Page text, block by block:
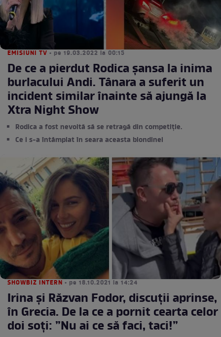
EMISIUNI TV • pe 19.03.2022 la 00:15
De ce a pierdut Rodica șansa la inima
burlacului Andi. Tânara a suferit un
incident similar înainte să ajungă la
Xtra Night Show
Rodica a fost nevoită să se retragă din competiție.
Ce i s-a întâmplat în seara aceasta blondinei
SHOWBIZ INTERN • pe 18.10.2021 la 14:24
Irina și Răzvan Fodor, discuții aprinse,
în Grecia. De la ce a pornit cearta celor
doi soți: ”Nu ai ce să faci, taci!”